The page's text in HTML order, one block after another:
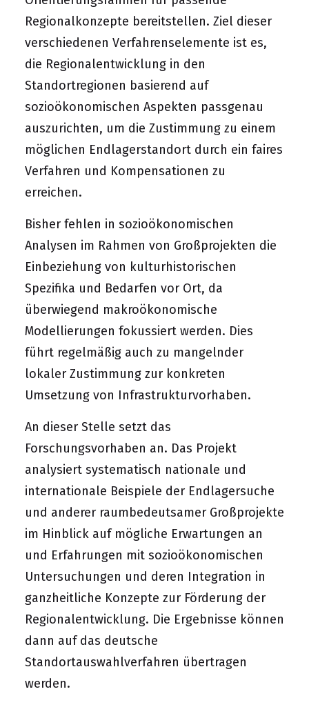
Regionalkonzepte bereitstellen. Ziel dieser
verschiedenen Verfahrenselemente ist es,
die Regionalentwicklung in den
Standortregionen basierend auf
sozioökonomischen Aspekten passgenau
auszurichten, um die Zustimmung zu einem
möglichen Endlagerstandort durch ein faires
Verfahren und Kompensationen zu
erreichen.
Bisher fehlen in sozioökonomischen
Analysen im Rahmen von Großprojekten die
Einbeziehung von kulturhistorischen
Spezifika und Bedarfen vor Ort, da
überwiegend makroökonomische
Modellierungen fokussiert werden. Dies
führt regelmäßig auch zu mangelnder
lokaler Zustimmung zur konkreten
Umsetzung von Infrastrukturvorhaben.
An dieser Stelle setzt das
Forschungsvorhaben an. Das Projekt
analysiert systematisch nationale und
internationale Beispiele der Endlagersuche
und anderer raumbedeutsamer Großprojekte
im Hinblick auf mögliche Erwartungen an
und Erfahrungen mit sozioökonomischen
Untersuchungen und deren Integration in
ganzheitliche Konzepte zur Förderung der
Regionalentwicklung. Die Ergebnisse können
dann auf das deutsche
Standortauswahlverfahren übertragen
werden.